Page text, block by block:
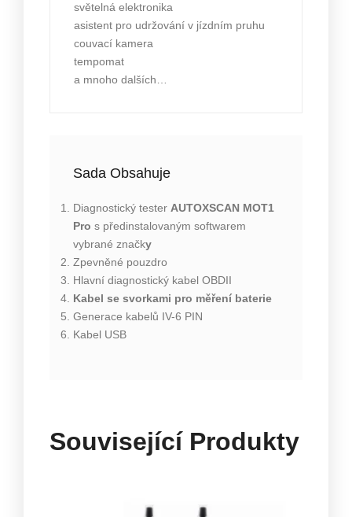
světelná elektronika
asistent pro udržování v jízdním pruhu
couvací kamera
tempomat
a mnoho dalších…
Sada Obsahuje
Diagnostický tester AUTOXSCAN MOT1
Pro s předinstalovaným softwarem
vybrané značky
Zpevněné pouzdro
Hlavní diagnostický kabel OBDII
Kabel se svorkami pro měření baterie
Generace kabelů IV-6 PIN
Kabel USB
Související Produkty